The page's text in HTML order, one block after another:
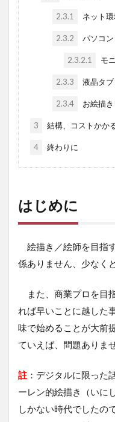
2.3.1 ネット環
2.3.2 パソコン
2.3.2.1 モ
2.3.3 液晶タブ
2.3.4 お絵描き
3 結構、コストかか
4 終わりに
はじめに
絵描き／絵師を目指
係ありません、少なく
また、商業プロを目
れば早いことに越した
味で始めることが大前
ていえば、問題ありませ
註 ：デジタルに限った
ーレン的絵描き（いに
しかない時代でしたの